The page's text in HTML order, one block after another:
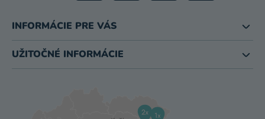
INFORMÁCIE PRE VÁS
UŽITOČNÉ INFORMÁCIE